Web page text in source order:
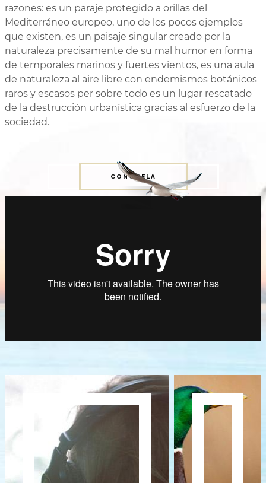
razones: es un paraje protegido a orillas del
Mediterráneo europeo, uno de los pocos ejemplos
que existen, es un paisaje singular creado por la
naturaleza precisamente de su mal humor en forma
de temporales marinos y fuertes vientos, es una aula
de naturaleza al aire libre con endemismos botánicos
raros y escasos per sobre todo es un lugar rescatado
de la destrucción urbanística gracias al esfuerzo de la
sociedad.
CONÓCELA